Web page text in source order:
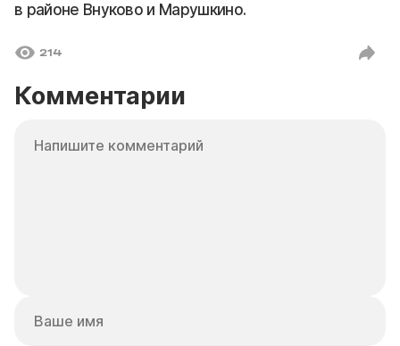
в районе Внуково и Марушкино.
214
Комментарии